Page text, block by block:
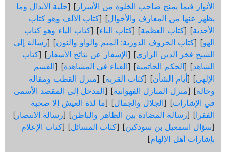
الأنوار فيما يمنح صاحب الخلوة من الأسرار ] [حلية الأبدال وما
يظهر عنها من المعارف والأحوال] [كتاب الألف وهو كتاب
الأحدية] [كتاب العظمة] [كتاب الباء] [كتاب الياء وهو كتاب
الهو] [كتاب الحروف الدورية: الميم والواو والنون] [رسالة إلى
الشيخ فخر الدين الرازي] [الإسفار عن نتائج الأسفار ] [كتاب
الشاهد] [الحكم الحاتمية] [الفناء في المشاهدة] [القسم
الإلهي] [أيام الشأن] [كتاب القربة] [منزل القطب ومقاله
وحاله] [منزل المنازل الفهوانية] [المدخل إلى المقصد الأسمى
في الإشارات] [الجلال والجمال] [ما لذة العيش إلا صحبة
الفقرا] [رسالة المضادة بين الظاهر والباطن] [رسالة الانتصار ]
[سؤال اسمعيل بن سودكين] [كتاب المسائل] [كتاب الإعلام
بإشارات أهل الإلهام]